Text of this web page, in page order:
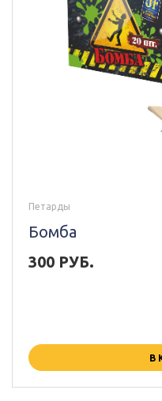
Петарды
Бомба
300 РУБ.
В